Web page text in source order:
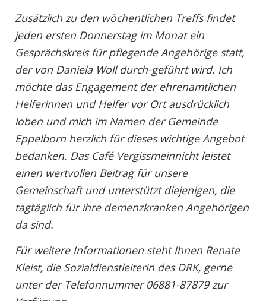
Zusätzlich zu den wöchentlichen Treffs findet
jeden ersten Donnerstag im Monat ein
Gesprächskreis für pflegende Angehörige statt,
der von Daniela Woll durch-geführt wird. Ich
möchte das Engagement der ehrenamtlichen
Helferinnen und Helfer vor Ort ausdrücklich
loben und mich im Namen der Gemeinde
Eppelborn herzlich für dieses wichtige Angebot
bedanken. Das Café Vergissmeinnicht leistet
einen wertvollen Beitrag für unsere
Gemeinschaft und unterstützt diejenigen, die
tagtäglich für ihre demenzkranken Angehörigen
da sind.
Für weitere Informationen steht Ihnen Renate
Kleist, die Sozialdienstleiterin des DRK, gerne
unter der Telefonnummer 06881-87879 zur